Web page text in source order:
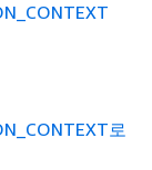
로